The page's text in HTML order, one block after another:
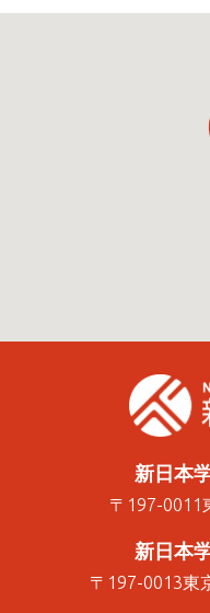
新日本
〒197-0011
新日本
〒197-0013東